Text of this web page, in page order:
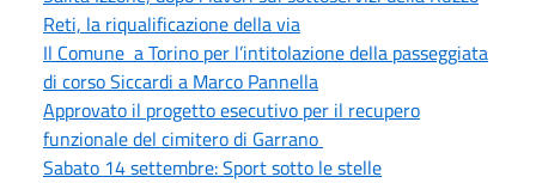
Reti, la riqualificazione della via
Il Comune a Torino per l’intitolazione della passeggiata
di corso Siccardi a Marco Pannella
Approvato il progetto esecutivo per il recupero
funzionale del cimitero di Garrano
Sabato 14 settembre: Sport sotto le stelle